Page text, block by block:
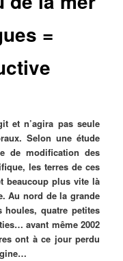
=
et n’agira pas seule
Selon une étude
de modification des
les terres de ces
beaucoup plus vite là
Au nord de la grande
houles, quatre petites
avant même 2002
ont à ce jour perdu